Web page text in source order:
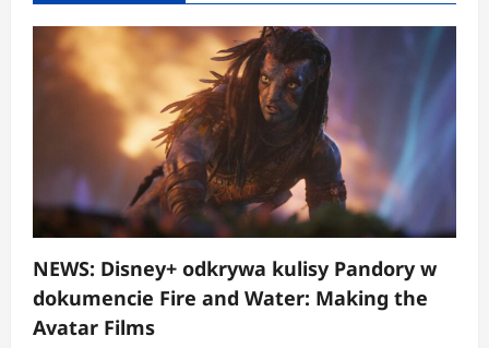
NEWS: Disney+ odkrywa kulisy Pandory w
dokumencie Fire and Water: Making the
Avatar Films